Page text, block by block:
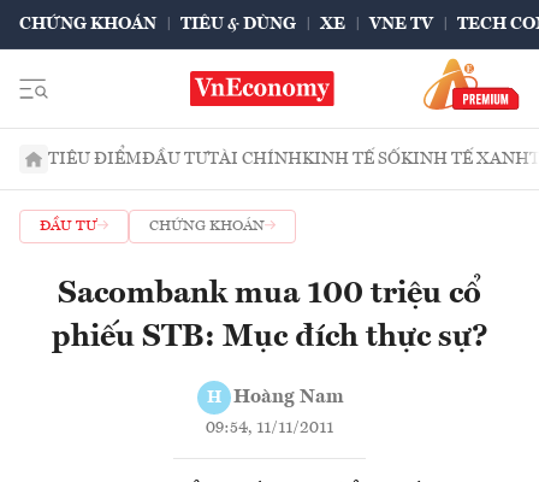
CHỨNG KHOÁN TIÊU & DÙNG XE VNE TV TECH
TIÊU ĐIỂMĐẦU TƯTÀI CHÍNHKINH TẾ SỐKINH TẾ XANH
ĐẦU TƯ CHỨNG KHOÁN
Sacombank mua 100 triệu cổ
phiếu STB: Mục đích thực sự?
H Hoàng Nam
09:54, 11/11/2011